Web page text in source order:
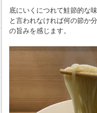
底にいくにつれて鮭節的な
と言われなければ何の節か
の旨みを感じます。